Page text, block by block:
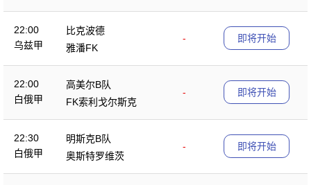
22:00
乌兹甲
比克波德
-
雅潘FK
即将开始
22:00
白俄甲
高美尔B队
-
FK索利戈尔斯克
即将开始
22:30
白俄甲
明斯克B队
-
奥斯特罗维茨
即将开始